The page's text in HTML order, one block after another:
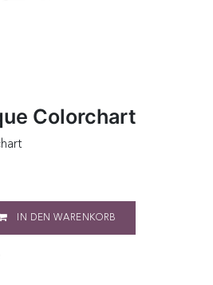
Colorchart
IN DEN WARENKORB